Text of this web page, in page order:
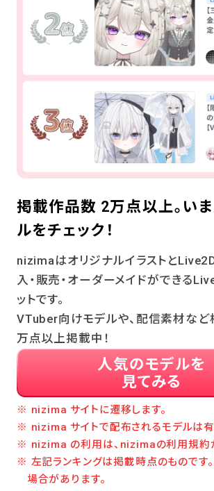
掲載作品数 2万点以上。 い
ルをチェック！
nizimaはオリジナルイラストと
入・販売・オーダーメイドができる
ットです。
VTuber向けモデルや、配信素材な
万点以上掲載中！
人気のモデルを
見てみる
※ nizima サイトに遷移します。
※ nizima サイトで配布されるモデルは有
※ nizima の利用は、nizimaの利用規約
※ 左記ランキングは掲載時点のものです
場合があります。